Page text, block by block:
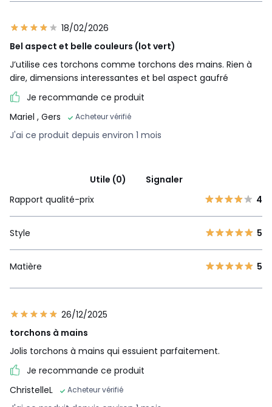
18/02/2026
Bel aspect et belle couleurs (lot vert)
J’utilise ces torchons comme torchons des mains. Rien à
dire, dimensions interessantes et bel aspect gaufré
Je recommande ce produit
Mariel , Gers Acheteur vérifié
J'ai ce produit depuis environ 1 mois
Utile (0)
Signaler
Rapport qualité-prix
4
Style 5
Matière 5
26/12/2025
torchons à mains
Jolis torchons à mains qui essuient parfaitement.
Je recommande ce produit
ChristelleL
Acheteur vérifié